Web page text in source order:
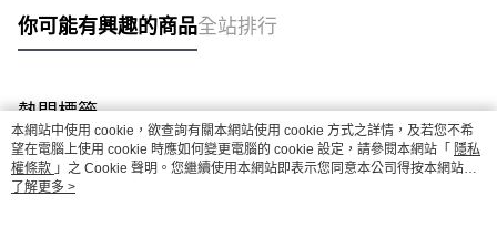
你可能有興趣的商品全站排行
熱門標籤
本網站中使用 cookie，欲查詢有關本網站使用 cookie 方式之詳情，及若您不希
望在電腦上使用 cookie 時應如何變更電腦的 cookie 設定，請參閱本網站「 隱私
權條款 」之 Cookie 聲明。您繼續使用本網站即表示您同意本公司得按本網站使
用條款之 Cookie 聲明使用 cookie。
了解更多 >